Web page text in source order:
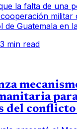
la falta de una
militar
de Guatemala en
3 min read
del